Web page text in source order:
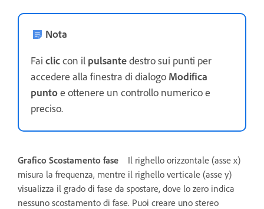
Nota
Fai cliccon il pulsantedestro sui punti per
accedere alla finestra di dialogo Modifica
puntoe ottenere un controllo numerico e
preciso.
Grafico Scostamento fase
Il righello orizzontale (asse x)
misura la frequenza, mentre il righello verticale (asse y)
visualizza il grado di fase da spostare, dove lo zero indica
nessuno scostamento di fase. Puoi creare uno stereo